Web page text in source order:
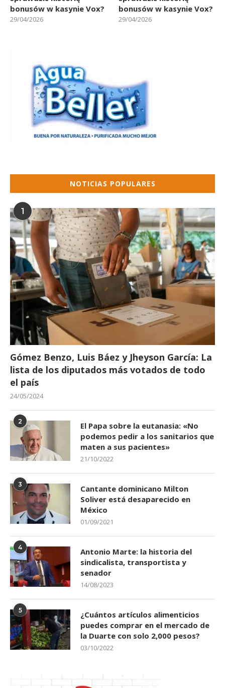
bonusów w kasynie Vox?
29/04/2026
bonusów w kasynie Vox?
29/04/2026
NOTICIAS POPULARES
1
Gómez Benzo, Luis Báez y Jheyson García: La
lista de los diputados más votados de todo
el país
24/05/2024
2
El Papa sobre la eutanasia: «No
podemos pedir a los sanitarios que
maten a sus pacientes»
21/10/2022
3
Cantante dominicano Milton
Soliver está desaparecido en
México
01/09/2021
4
Antonio Marte: la historia del
sindicalista, transportista y
senador
14/08/2023
5
¿Cuántos artículos alimenticios
puedes comprar en el mercado de
la Duarte con solo 2,000 pesos?
03/10/2022